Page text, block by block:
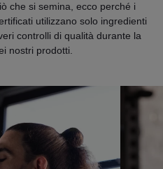
che si semina, ecco perché i
utilizzano solo ingredienti
controlli di qualità durante la
nostri prodotti.